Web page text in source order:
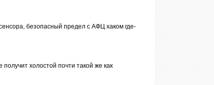
безопасный предел с АФЦ хаком где-
холостой почти такой же как